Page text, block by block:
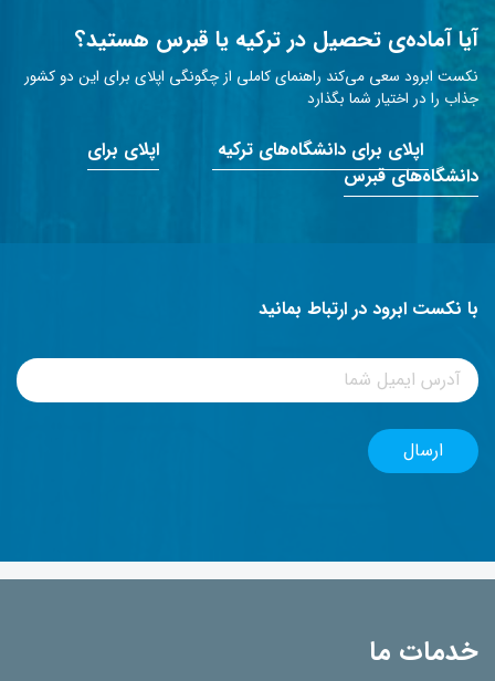
آیا آماده‌ی تحصیل در ترکیه یا قبرس هستید؟
نکست ابرود سعی می‌کند راهنمای کاملی از چگونگی اپلای برای این دو کشور
جذاب را در اختیار شما بگذارد
اپلای برای دانشگاه‌های ترکیه
اپلای برای
دانشگاه‌های قبرس
با نکست ابرود در ارتباط بمانید
خدمات ما